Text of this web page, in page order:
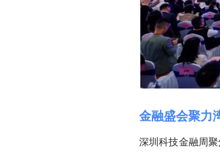
金融盛会聚力
深圳科技金融周